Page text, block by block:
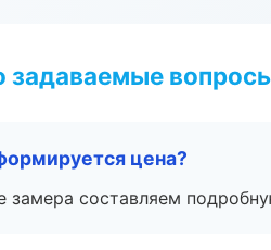
задаваемые
цена?
замера составляем